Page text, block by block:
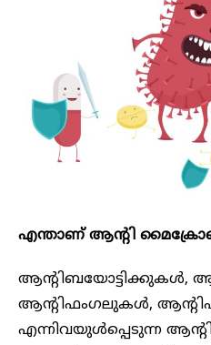
എന്താണ് ആന്റി
ആന്റിബയോട്ടിക്കുകൾ,
ആന്റിഫംഗലുകൾ,
എന്നിവയുൾപ്പെടുന്ന